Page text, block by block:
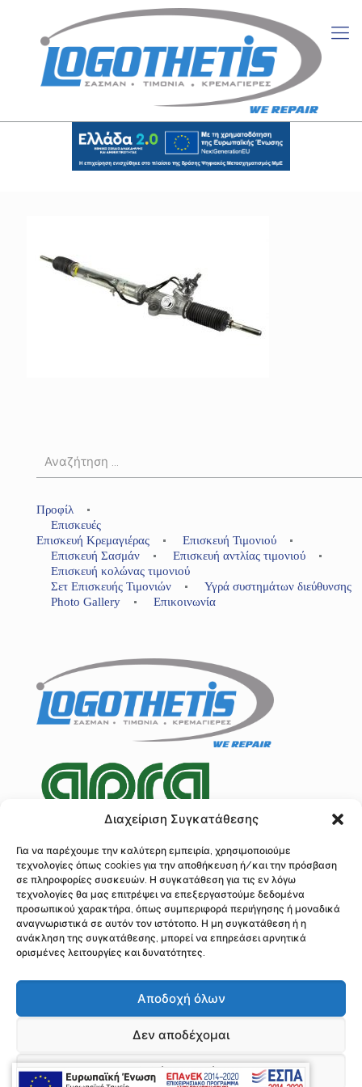
Διαχείριση Συγκατάθεσης
Για να παρέχουμε την καλύτερη εμπειρία, χρησιμοποιούμε
τεχνολογίες όπως cookies για την αποθήκευση ή/και την πρόσβαση
σε πληροφορίες συσκευών. Η συγκατάθεση για τις εν λόγω
τεχνολογίες θα μας επιτρέψει να επεξεργαστούμε δεδομένα
προσωπικού χαρακτήρα, όπως συμπεριφορά περιήγησης ή μοναδικά
αναγνωριστικά σε αυτόν τον ιστότοπο. Η μη συγκατάθεση ή η
ανάκληση της συγκατάθεσης, μπορεί να επηρεάσει αρνητικά
ορισμένες λειτουργίες και δυνατότητες.
Αποδοχή όλων
Δεν αποδέχομαι
Προβολή προτιμήσεων
Προφίλ
Επισκευές
Επισκευή Κρεμαγιέρας
Επισκευή Τιμονιού
Επισκευή Σασμάν
Επισκευή αντλίας τιμονιού
Επισκευή κολώνας τιμονιού
Σετ Επισκευής Τιμονιών
Υγρά συστημάτων διεύθυνσης
Photo Gallery
Επικοινωνία
Πολιτική Προστασίας Δεδομένων
Ανάλυση Cookies
Τηλ.: 210 34 22 310, 210 5243281 Fax: 210 52 29 726 | Υποκατάστημα
Διεύθυνση: Φρανκλίνου Ρούσβελτ 138 Δ, Τ.Κ. 3045, Λεμεσός Κύπρος
Τηλέφωνο: 0035799386494 Email: if.logothetis@gmail.com,
All Rights Reserved | Power by